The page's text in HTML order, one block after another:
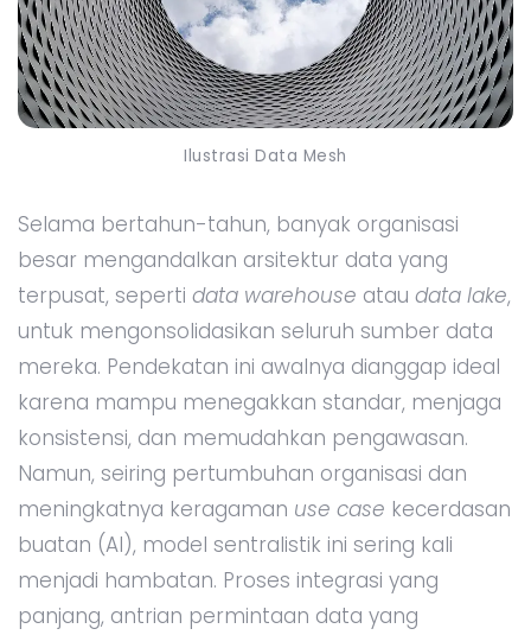
Ilustrasi Data Mesh
Selama bertahun-tahun, banyak organisasi
besar mengandalkan arsitektur data yang
terpusat, seperti data warehouse atau data lake,
untuk mengonsolidasikan seluruh sumber data
mereka. Pendekatan ini awalnya dianggap ideal
karena mampu menegakkan standar, menjaga
konsistensi, dan memudahkan pengawasan.
Namun, seiring pertumbuhan organisasi dan
meningkatnya keragaman use case kecerdasan
buatan (AI), model sentralistik ini sering kali
menjadi hambatan. Proses integrasi yang
panjang, antrian permintaan data yang